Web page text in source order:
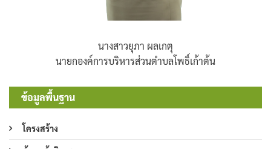
นางสาวยุภา ผลเกตุ
นายกองค์การบริหารส่วนตำบลโพธิ์เก้าต้น
ข้อมูลพื้นฐาน
โครงสร้าง